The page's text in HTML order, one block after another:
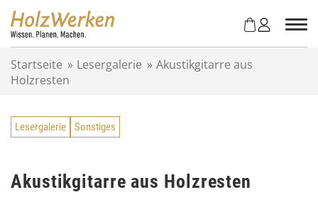
Startseite » Lesergalerie » Akustikgitarre aus
Holzresten
Lesergalerie Sonstiges
Akustikgitarre aus Holzresten